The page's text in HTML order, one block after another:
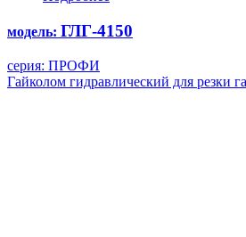
модель: ГЛГ-4150
серия: ПРОФИ
Гайколом гидравлический для резки